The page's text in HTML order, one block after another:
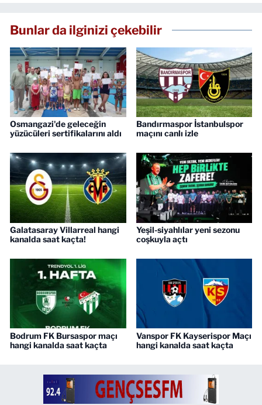
Bunlar da ilginizi çekebilir
Osmangazi'de geleceğin
yüzücüleri sertifikalarını aldı
Bandırmaspor İstanbulspor
maçını canlı izle
Galatasaray Villarreal hangi
kanalda saat kaçta!
Yeşil-siyahlılar yeni sezonu
coşkuyla açtı
Bodrum FK Bursaspor maçı
hangi kanalda saat kaçta
Vanspor FK Kayserispor Maçı
hangi kanalda saat kaçta